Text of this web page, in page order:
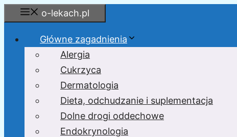
Przejdź
do
o-lekach.pl
Główne zagadnienia
Alergia
Cukrzyca
Dermatologia
Dieta, odchudzanie i suplementacja
Dolne drogi oddechowe
Endokrynologia